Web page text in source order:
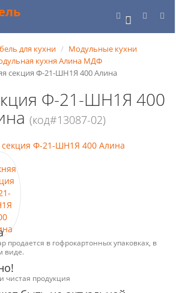
0
для кухни
Модульные кухни
кухня Алина МДФ
секция Ф-21-ШН1Я 400 Алина
Ф-21-ШН1Я 400
(код#13087-02)
продается в гофрокартонных упаковках, в
виде.
чистая продукция